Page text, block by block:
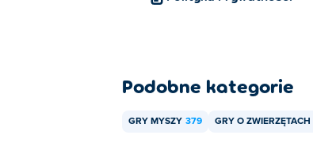
Podobne kategorie
GRY MYSZY 379 GRY O ZWIERZĘTACH